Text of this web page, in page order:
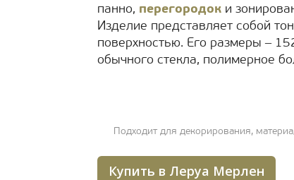
панно, перегородок и
Изделие представляет собой
поверхностью. Его размеры ‒
обычного стекла, полимерное
Подходит для декорирования,
Купить в Леруа Мерлен